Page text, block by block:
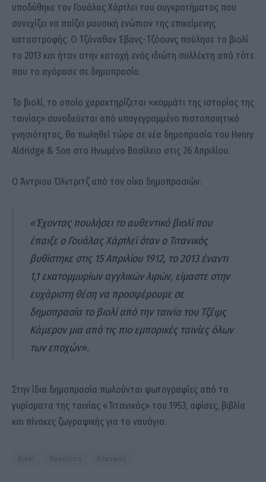
υποδύθηκε τον Γουάλας Χάρτλεϊ του συγκροτήματος που
συνεχίζει να παίζει μουσική ενώπιον της επικείμενης
καταστροφής. Ο Τζόναθαν Έβανς-Τζόουνς πούλησε το βιολί
το 2013 και ήταν στην κατοχή ενός ιδιώτη συλλέκτη από τότε
που το αγόρασε σε δημοπρασία.
Το βιολί, το οποίο χαρακτηρίζεται «κομμάτι της ιστορίας της
ταινίας» συνοδεύεται από υπογεγραμμένο πιστοποιητικό
γνησιότητας, θα πωληθεί τώρα σε νέα δημοπρασία του Henry
Aldridge & Son στο Ηνωμένο Βασίλειο στις 26 Απριλίου.
Ο Άντριου Όλντριτζ από τον οίκο δημοπρασιών:
«Έχοντας πουλήσει το αυθεντικό βιολί που
έπαιξε ο Γουάλας Χάρτλεϊ όταν ο Τιτανικός
βυθίστηκε στις 15 Απριλίου 1912, το 2013 έναντι
1,1 εκατομμυρίων αγγλικών λιρών, είμαστε στην
ευχάριστη θέση να προσφέρουμε σε
δημοπρασία το βιολί από την ταινία του Τζέιμς
Κάμερον μια από τις πιο εμπορικές ταινίες όλων
των εποχών».
Στην ίδια δημοπρασία πωλούνται φωτογραφίες από τα
γυρίσματα της ταινίας «Τιτανικός» του 1953, αφίσες, βιβλία
και πίνακες ζωγραφικής για το ναυάγιο.
βιολί Παράξενα Τιτανικός